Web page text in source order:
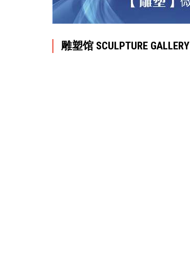
雕塑馆 SCULPTURE GALLERY